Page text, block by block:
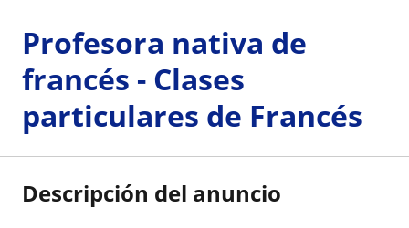
Profesora nativa de
francés - Clases
particulares de Francés
Descripción del anuncio